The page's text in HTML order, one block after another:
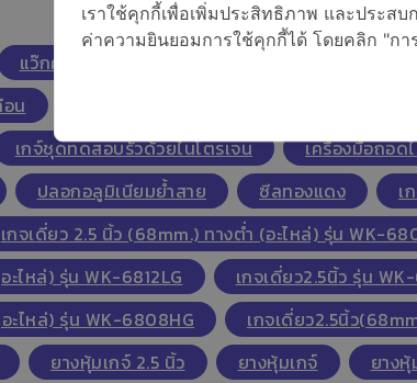
แว๊กคั่มปั๊มสองชั้น
น
เกจ์ชุดทดสอบรั่วด้วยไนโตรเจน เครื่องมือถอด
ปลอกอลูมิเนียมย้ำสาย ซีลทองแดง เ
เกจเดี่ยว 2.5 นิ้ว (68mm.) ทางต่ำ (อะไหล่) รุ่น WK-
ไหล่) รุ่น WK-6812LG
เกจเดี่ยว2.5นิ้ว รุ่น
ะไหล่) รุ่น WK-6808HG
เกจเดี่ยว2.5นิ้ว
ยางหุ้มเกจ์ 2.5 นิ้ว ยางหุ้มเกจ์
ยาง
เราใช้คุกกี้เพื่อเพิ่มประสิทธิภาพ และประส
ค่าความยินยอมการใช้คุกกี้ได้ โดยคลิก "กา